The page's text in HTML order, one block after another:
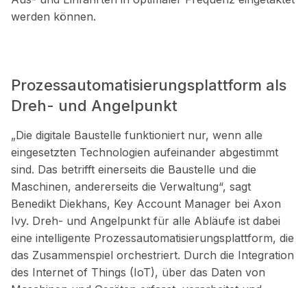
werden können.
Prozessautomatisierungsplattform als
Dreh- und Angelpunkt
„Die digitale Baustelle funktioniert nur, wenn alle
eingesetzten Technologien aufeinander abgestimmt
sind. Das betrifft einerseits die Baustelle und die
Maschinen, andererseits die Verwaltung“, sagt
Benedikt Diekhans, Key Account Manager bei Axon
Ivy. Dreh- und Angelpunkt für alle Abläufe ist dabei
eine intelligente Prozessautomatisierungsplattform, die
das Zusammenspiel orchestriert. Durch die Integration
des Internet of Things (IoT), über das Daten von